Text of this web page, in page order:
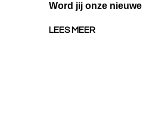
Word jij onze
LEES MEER